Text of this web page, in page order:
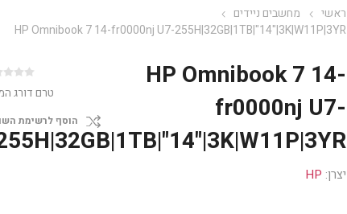
ראשי
מחשבים ניידים
HP Omnibook 7 14-fr0000nj U7-255H|32GB|1TB|"14"|3K|W11P|3YR
HP Omnibook 7 14-
fr0000nj U7-
יצרן: HP
טרם דורג
הוסף לרשימת